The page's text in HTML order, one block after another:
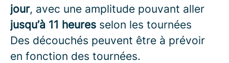
jour, avec une amplitude pouvant aller
jusqu’à 11 heures selon les tournées
Des découchés peuvent être à prévoir
en fonction des tournées.